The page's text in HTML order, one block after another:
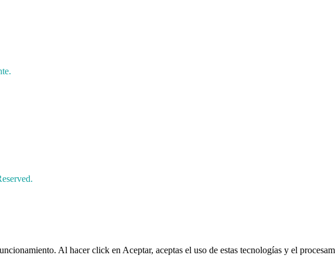
Al hacer click en Aceptar, aceptas el uso de estas tecnologías y el